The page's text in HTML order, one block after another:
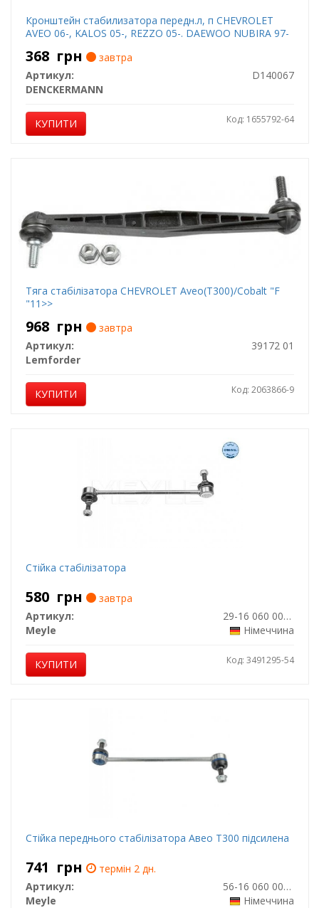
Кронштейн стабилизатора передн.л, п CHEVROLET
AVEO 06-, KALOS 05-, REZZO 05-. DAEWOO NUBIRA 97-
368 грн
завтра
Артикул:
D140067
DENCKERMANN
КУПИТИ Код: 1655792-64
Тяга стабілізатора CHEVROLET Aveo(T300)/Cobalt "F
"11>>
968 грн
завтра
Артикул:
39172 01
Lemforder
КУПИТИ Код: 2063866-9
Стійка стабілізатора
580 грн
завтра
Артикул:
29-16 060 0015
Meyle
Німеччина
КУПИТИ Код: 3491295-54
Стійка переднього стабілізатора Авео Т300 підсилена
741 грн
термін 2 дн.
Артикул:
56-16 060 0000/HD
Meyle
Німеччина